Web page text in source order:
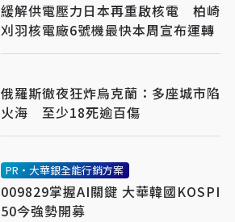
緩解供電壓力日本再重啟核電 柏崎
刈羽核電廠6號機最快本周宣布運轉
俄羅斯徹夜狂炸烏克蘭：多座城市陷
火海 至少18死逾百傷
PR・大華銀全能行銷方案
009829掌握AI關鍵 大華韓國KOSPI
50今強勢開募